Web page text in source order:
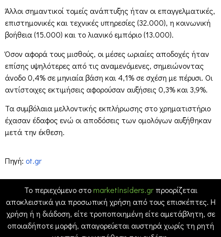
Άλλοι σημαντικοί τομείς ανάπτυξης ήταν οι επαγγελματικές,
επιστημονικές και τεχνικές υπηρεσίες (32.000), η κοινωνική
βοήθεια (15.000) και το λιανικό εμπόριο (13.000).
Όσον αφορά τους μισθούς, οι μέσες ωριαίες αποδοχές ήταν
επίσης υψηλότερες από τις αναμενόμενες, σημειώνοντας
άνοδο 0,4% σε μηνιαία βάση και 4,1% σε σχέση με πέρυσι. Οι
αντίστοιχες εκτιμήσεις αφορούσαν αυξήσεις 0,3% και 3,9%.
Τα συμβόλαια μελλοντικής εκπλήρωσης στο χρηματιστήριο
έχασαν έδαφος ενώ οι αποδόσεις των ομολόγων αυξήθηκαν
μετά την έκθεση.
Πηγή: ot.gr
Το περιεχόμενο στοmarketinsiders.grπροορίζεται
αποκλειστικά για προσωπική χρήση από τους επισκέπτες. Η
χρήση ή η διάδοση, είτε τροποποιημένη είτε αμετάβλητη, σε
οποιαδήποτε μορφή, απαγορεύεται αυστηρά χωρίς τη ρητή